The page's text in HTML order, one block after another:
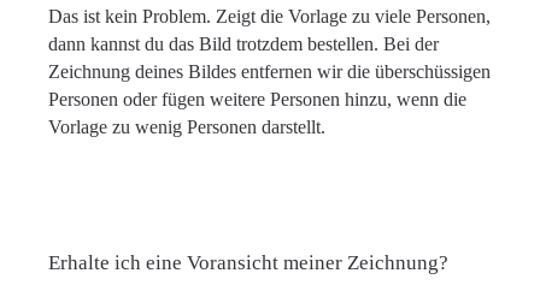
Das ist kein Problem. Zeigt die Vorlage zu viele Personen,
dann kannst du das Bild trotzdem bestellen. Bei der
Zeichnung deines Bildes entfernen wir die überschüssigen
Personen oder fügen weitere Personen hinzu, wenn die
Vorlage zu wenig Personen darstellt.
Erhalte ich eine Voransicht meiner Zeichnung?